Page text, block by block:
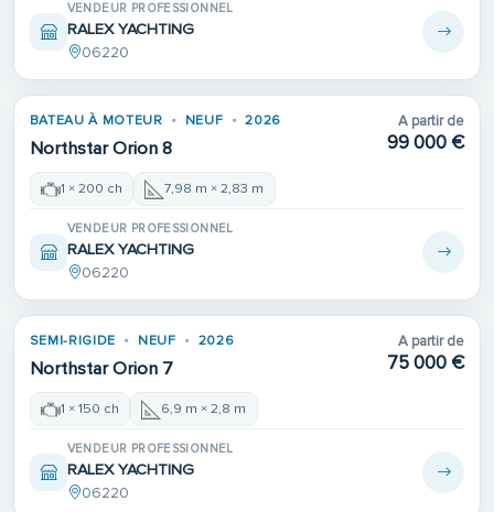
VENDEUR PROFESSIONNEL
RALEX YACHTING
06220
BATEAU À MOTEUR NEUF 2026
Northstar Orion 8
A partir de
99 000 €
1 × 200 ch 7,98 m × 2,83 m
VENDEUR PROFESSIONNEL
RALEX YACHTING
06220
SEMI-RIGIDE NEUF 2026
Northstar Orion 7
A partir de
75 000 €
1 × 150 ch 6,9 m × 2,8 m
VENDEUR PROFESSIONNEL
RALEX YACHTING
06220